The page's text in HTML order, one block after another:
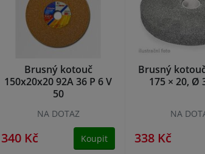
Brusný kotouč
150x20x20 92A 36 P 6 V
50
NA DOTAZ
340 Kč Koupit
Brusný
175 × 20, Ø
NA
338 Kč